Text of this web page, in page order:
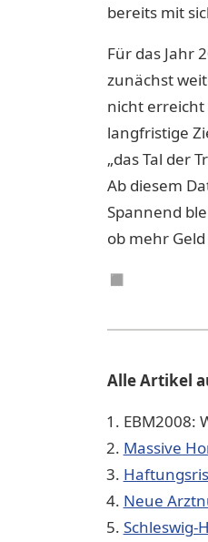
bereits mit
Für das Jahr
zunächst
nicht erreicht
langfristige
„das Tal der
Ab diesem
Spannend
ob mehr
◼︎
Alle Artikel
EBM2008:
Massive
Neue